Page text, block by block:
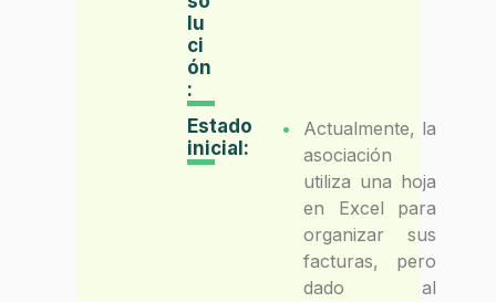
lu
ci
ón
:
Estado
inicial:
Actualmente, la
asociación
utiliza una hoja
en Excel para
organizar sus
facturas, pero
dado al